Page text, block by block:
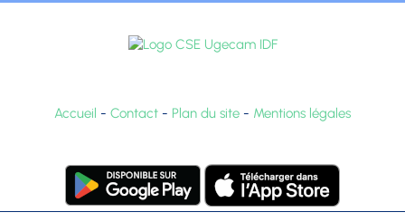
Accueil - Contact - Plan du site - Mentions légales